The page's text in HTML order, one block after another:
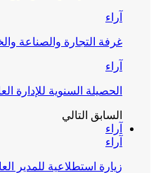
آراء
غرفة التجارة والصناعة
آراء
الحصيلة السنوية للإدارة
السابق التالي
آراء
آراء
زيارة استطلاعية للمدير